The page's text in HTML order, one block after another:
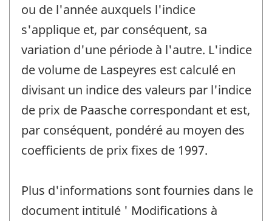
ou de l'année auxquels l'indice
s'applique et, par conséquent, sa
variation d'une période à l'autre. L'indice
de volume de Laspeyres est calculé en
divisant un indice des valeurs par l'indice
de prix de Paasche correspondant et est,
par conséquent, pondéré au moyen des
coefficients de prix fixes de 1997.
Plus d'informations sont fournies dans le
document intitulé ' Modifications à